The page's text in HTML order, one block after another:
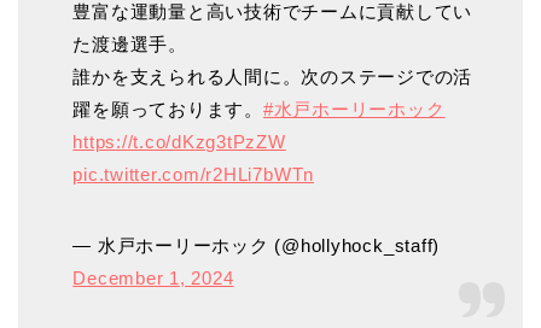
豊富な運動量と高い技術でチームに貢献してい
た渡邊選手。
誰かを支えられる人間に。次のステージでの活
躍を願っております。 #水戸ホーリーホック
https://t.co/dKzg3tPzZW
pic.twitter.com/r2HLi7bWTn
— 水戸ホーリーホック (@hollyhock_staff)
December 1, 2024